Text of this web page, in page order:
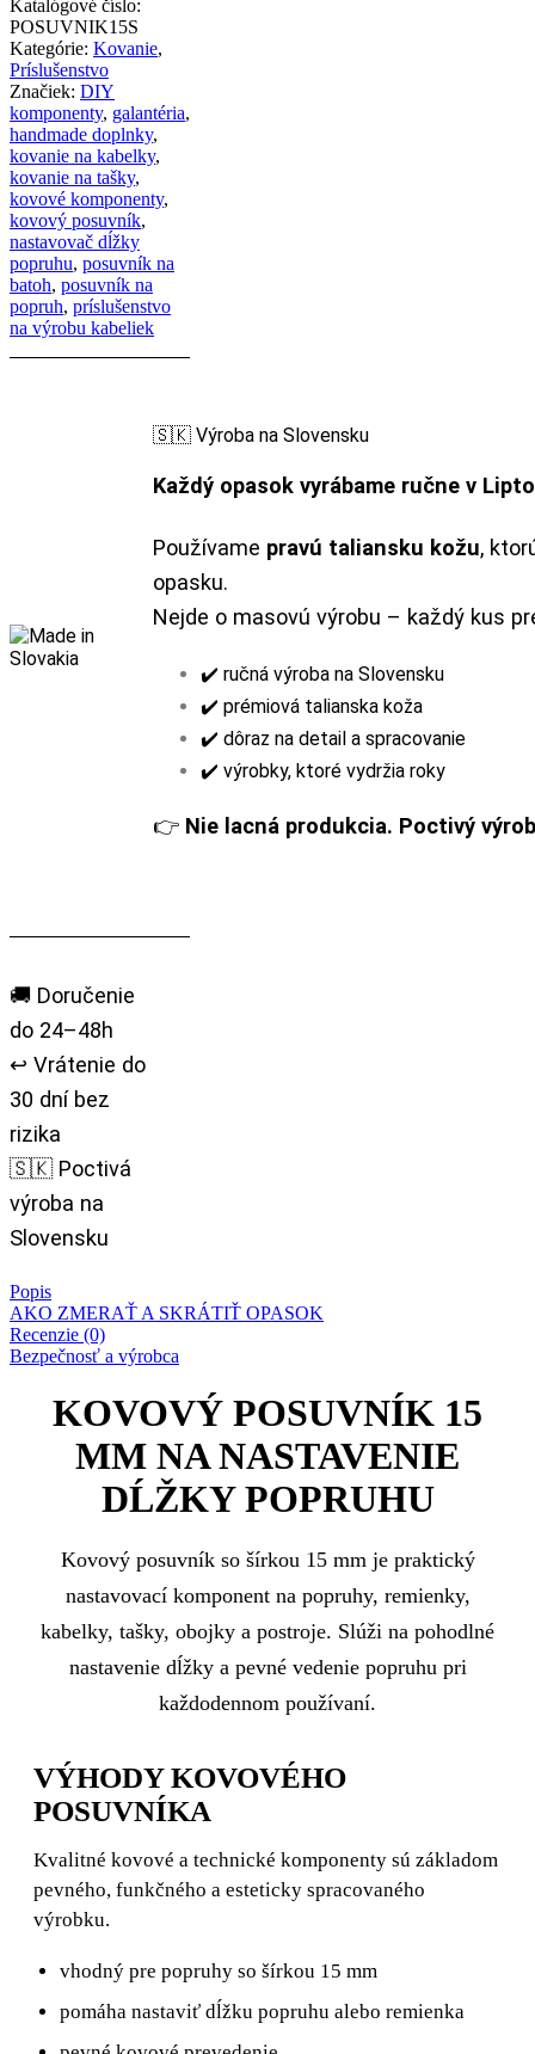
Katalógové číslo:
POSUVNIK15S
Kategórie: Kovanie,
Príslušenstvo
Značiek: DIY
komponenty, galantéria,
handmade doplnky,
kovanie na kabelky,
kovanie na tašky,
kovové komponenty,
kovový posuvník,
nastavovač dĺžky
popruhu, posuvník na
batoh, posuvník na
popruh, príslušenstvo
na výrobu kabeliek
🇸🇰 Výroba na Slovensku
Každý opasok vyrábame ručne v
Používame pravú taliansku kožu,
opasku.
Nejde o masovú výrobu – každý kus
✔️ ručná výroba na Slovensku
✔️ prémiová talianska koža
✔️ dôraz na detail a spracovanie
✔️ výrobky, ktoré vydržia roky
👉 Nie lacná produkcia. Poctivý
🚚 Doručenie
do 24–48h
↩️ Vrátenie do
30 dní bez
rizika
🇸🇰 Poctivá
výroba na
Slovensku
Popis
AKO ZMERAŤ A SKRÁTIŤ OPASOK
Recenzie (0)
Bezpečnosť a výrobca
KOVOVÝ POSUVNÍK 15
MM NA NASTAVENIE
DĹŽKY POPRUHU
Kovový posuvník so šírkou 15 mm je praktický
nastavovací komponent na popruhy, remienky,
kabelky, tašky, obojky a postroje. Slúži na pohodlné
nastavenie dĺžky a pevné vedenie popruhu pri
každodennom používaní.
VÝHODY KOVOVÉHO
POSUVNÍKA
Kvalitné kovové a technické komponenty sú základom
pevného, funkčného a esteticky spracovaného
výrobku.
vhodný pre popruhy so šírkou 15 mm
pomáha nastaviť dĺžku popruhu alebo remienka